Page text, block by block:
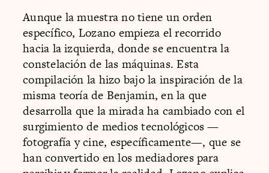
Aunque la muestra no tiene un orden
específico, Lozano empieza el recorrido
hacia la izquierda, donde se encuentra la
constelación de las máquinas. Esta
compilación la hizo bajo la inspiración de la
misma teoría de Benjamin, en la que
desarrolla que la mirada ha cambiado con el
surgimiento de medios tecnológicos —
fotografía y cine, específicamente—, que se
han convertido en los mediadores para